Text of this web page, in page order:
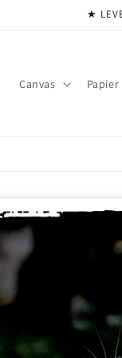
★
Canvas Papier